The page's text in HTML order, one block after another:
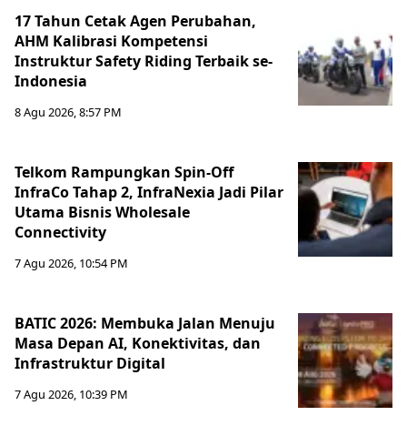
17 Tahun Cetak Agen Perubahan,
AHM Kalibrasi Kompetensi
Instruktur Safety Riding Terbaik se-
Indonesia
8 Agu 2026, 8:57 PM
Telkom Rampungkan Spin-Off
InfraCo Tahap 2, InfraNexia Jadi Pilar
Utama Bisnis Wholesale
Connectivity
7 Agu 2026, 10:54 PM
BATIC 2026: Membuka Jalan Menuju
Masa Depan AI, Konektivitas, dan
Infrastruktur Digital
7 Agu 2026, 10:39 PM